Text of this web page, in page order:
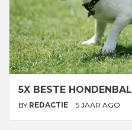
5X BESTE HONDENBAL
BY REDACTIE 5 JAAR AGO